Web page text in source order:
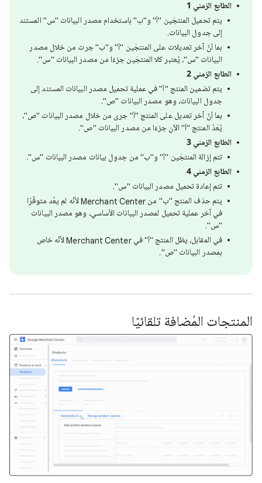
الطابع الزمني 1
يتم تحميل المنتجَين "أ" و"ب" باستخدام مصدر البيانات "س" المستند
إلى جدول البيانات.
بما أنّ آخر تعديلات على المنتجَين "أ" و"ب" جرت من خلال مصدر
البيانات "س"، يُعتبر كلا المنتجَين جزءًا من مصدر البيانات "س".
الطابع الزمني 2
يتم تضمين المنتج "أ" في عملية تحميل مصدر البيانات المستند إلى
جدول البيانات، وهو مصدر البيانات "ص".
بما أنّ آخر تعديل على المنتج "أ" جرى من خلال مصدر البيانات "ص"،
يُعَدّ المنتج "أ" الآن جزءًا من مصدر البيانات "ص".
الطابع الزمني 3
تتم إزالة المنتجَين "أ" و"ب" من جدول بيانات مصدر البيانات "س".
الطابع الزمني 4
تتم إعادة تحميل مصدر البيانات "س".
يتم حذف المنتج "ب" من Merchant Center لأنّه لم يعُد متوفّرًا
في آخر عملية تحميل لمصدر البيانات الأساسي، وهو مصدر البيانات
"س".
في المقابل، يظل المنتج "أ" في Merchant Center لأنّه خاص
بمصدر البيانات "ص".
المنتجات المُضافة تلقائيًا